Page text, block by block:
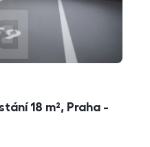
18 m², Praha -